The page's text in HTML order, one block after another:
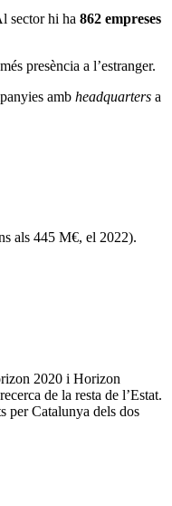
sector hi ha 862 empreses
presència a l’estranger.
amb headquarters a
als 445 M€, el 2022).
2020 i Horizon
de la resta de l’Estat.
per Catalunya dels dos